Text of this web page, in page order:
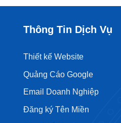
Thông Tin Dịch Vụ
Thiết kế Website
Quảng Cáo Google
Email Doanh Nghiệp
Đăng ký Tên Miền